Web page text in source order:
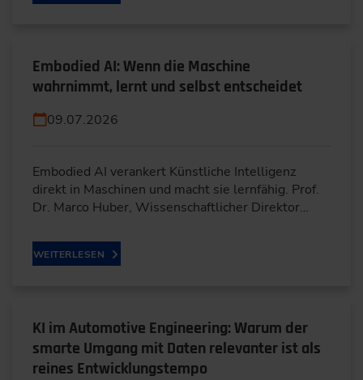
Embodied AI: Wenn die Maschine
wahrnimmt, lernt und selbst entscheidet
09.07.2026
Embodied AI verankert Künstliche Intelligenz
direkt in Maschinen und macht sie lernfähig. Prof.
Dr. Marco Huber, Wissenschaftlicher Direktor…
WEITERLESEN
KI im Automotive Engineering: Warum der
smarte Umgang mit Daten relevanter ist als
reines Entwicklungstempo